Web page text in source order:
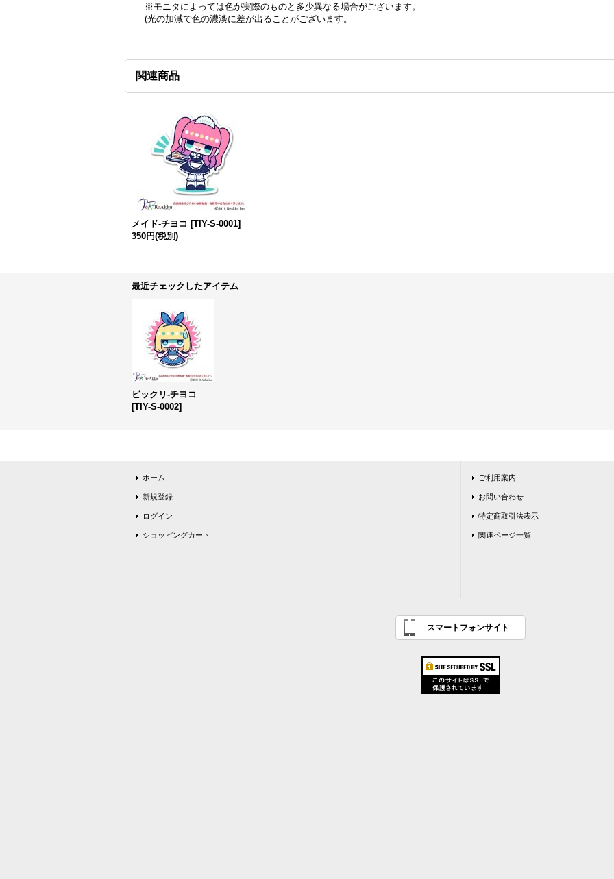
※モニタによっては色が実際のものと多少異なる場合がございます。
(光の加減で色の濃淡に差が出ることがございます。
関連商品
メイド-チヨコ [TIY-S-0001]
350円(税別)
最近チェックしたアイテム
ビックリ-チヨコ
[TIY-S-0002]
ホーム
新規登録
ログイン
ショッピングカート
ご利用案内
お問い合わせ
特定商取引法表示
関連ページ一覧
スマートフォンサイト